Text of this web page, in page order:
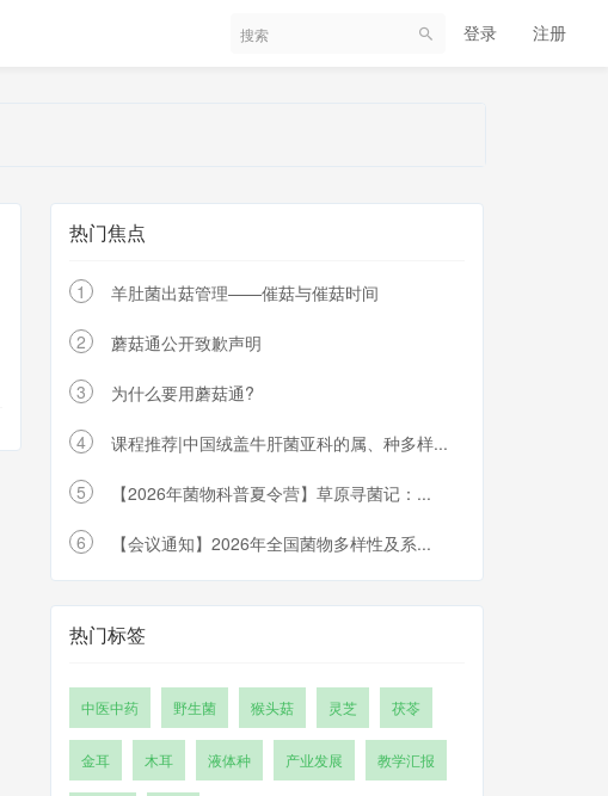
登录 注册
热门焦点
1 羊肚菌出菇管理——催菇与催菇时间
2 蘑菇通公开致歉声明
3 为什么要用蘑菇通?
4 课程推荐|中国绒盖牛肝菌亚科的属、种多样...
5 【2026年菌物科普夏令营】草原寻菌记：...
6 【会议通知】2026年全国菌物多样性及系...
热门标签
中医中药 野生菌 猴头菇 灵芝 茯苓
金耳 木耳 液体种 产业发展 教学汇报